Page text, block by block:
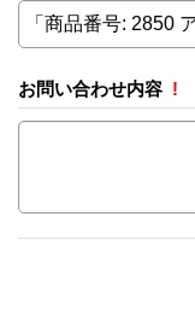
お問い合わせ内容 !